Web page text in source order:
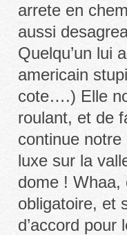
arrete en
aussi
Quelqu’un lui
americain
cote….) Elle
roulant, et de
continue
luxe sur la
dome ! Whaa,
obligatoire, et
d’accord